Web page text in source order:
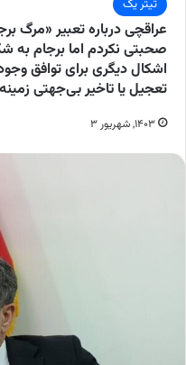
تیتر یک
عراقچی درباره تعبیر «مرگ
صحبتی نکردم اما برجام به
اشکال دیگری برای توافق
تعجیل یا تاخیر بی‌جهتی
۱۴۰۳, شهریور ۳